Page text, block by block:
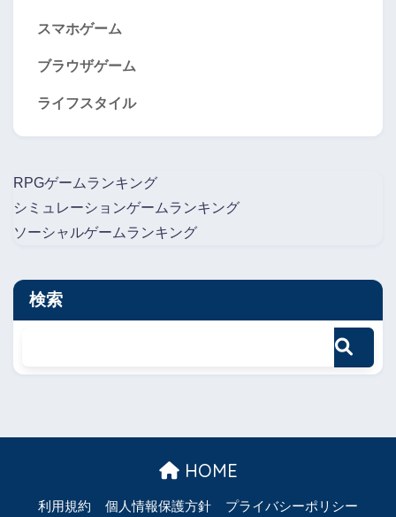
スマホゲーム
ブラウザゲーム
ライフスタイル
RPGゲームランキング
シミュレーションゲームランキング
ソーシャルゲームランキング
検索
HOME
利用規約 個人情報保護方針 プライバシーポリシー